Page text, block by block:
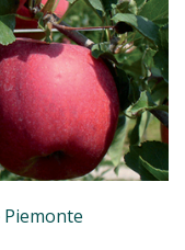
Piemonte